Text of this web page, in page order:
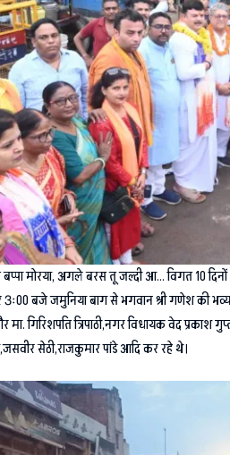
मोरया, अगले बरस तू जल्दी आ… विगत 10
3ः00 बजे जमुनिया बाग से भगवान श्री गणेश की
मा. गिरिशपति त्रिपाठी,नगर विधायक वेद
सेठी,राजकुमार पांडे आदि कर रहे थे।